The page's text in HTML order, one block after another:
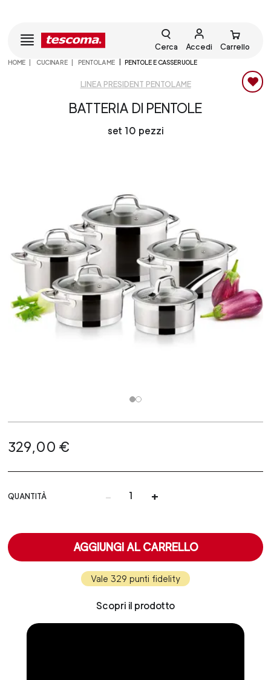
Cerca Accedi Carrello
HOME CUCINARE PENTOLAME PENTOLE E CASSERUOLE
LINEA PRESIDENT PENTOLAME
BATTERIA DI PENTOLE
set 10 pezzi
329,00 €
QUANTITÀ - +
AGGIUNGI AL CARRELLO
Vale 329 punti fidelity
Scopri il prodotto